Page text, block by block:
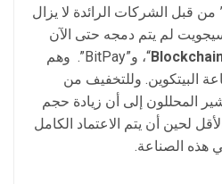
من قبل الشركات الرائدة لا يزال
لم يتم دمجه حتى الآن
“، و”BitPay”. وهم
البيتكوين. وللتخفيف من
المحللون إلى أن زيادة حجم
لحين أن يتم الاعتماد الكامل